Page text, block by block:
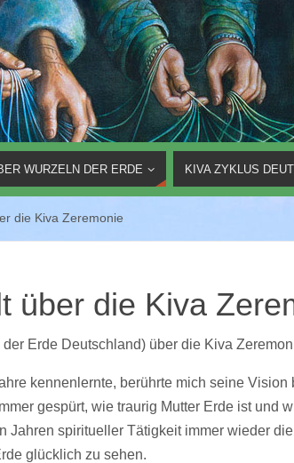
WURZELN DER ERDE KIVA ZYKLUS
die Kiva Zeremonie
über die Kiva
Erde Deutschland) über die Kiva
kennenlernte, berührte mich seine Vision
gespürt, wie traurig Mutter Erde ist und
Jahren spiritueller Tätigkeit immer wieder
glücklich zu sehen.